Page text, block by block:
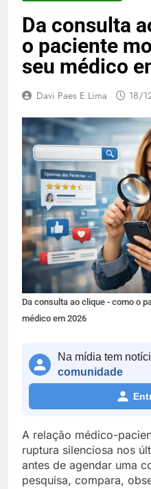
Da consulta
o paciente
seu médico
Davi Paes E Lima 18/
Da consulta ao clique - como o
médico em 2026
Na mídia tem
comunidade
A relação médico-
ruptura silenciosa nos
antes de agendar uma
pesquisa, compara,